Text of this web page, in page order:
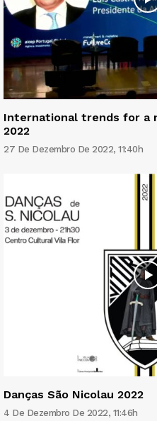
International trends for a
2022
27 De Dezembro De 2022, 11:40h
Danças São Nicolau 2022
4 De Dezembro De 2022, 11:46h